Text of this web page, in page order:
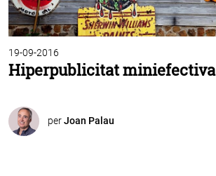
19-09-2016
Hiperpublicitat miniefectiva
perJoan Palau